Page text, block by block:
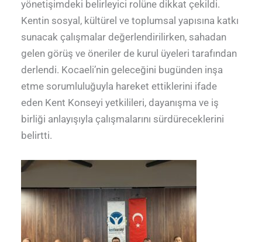
yönetişimdeki belirleyici rolüne dikkat çekildi.
Kentin sosyal, kültürel ve toplumsal yapısına katkı
sunacak çalışmalar değerlendirilirken, sahadan
gelen görüş ve öneriler de kurul üyeleri tarafından
derlendi. Kocaeli’nin geleceğini bugünden inşa
etme sorumluluğuyla hareket ettiklerini ifade
eden Kent Konseyi yetkilileri, dayanışma ve iş
birliği anlayışıyla çalışmalarını sürdüreceklerini
belirtti.